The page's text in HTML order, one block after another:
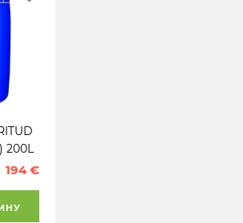
200L
194 €